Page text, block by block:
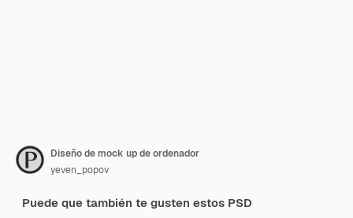
Diseño de mock up de ordenador
yeven_popov
Puede que también te gusten estos PSD